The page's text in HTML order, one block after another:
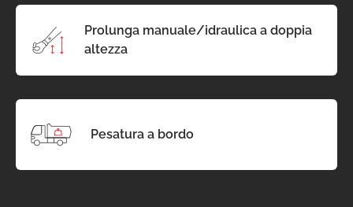
Prolunga manuale/idraulica a doppia
altezza
Pesatura a bordo